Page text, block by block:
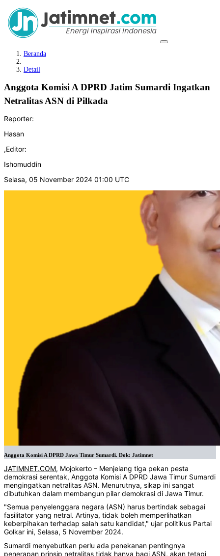
Beranda
Detail
Anggota Komisi A DPRD Jatim Sumardi Ingatkan
Netralitas ASN di Pilkada
Reporter:
Hasan
,Editor:
Ishomuddin
Selasa, 05 November 2024 01:00 UTC
Anggota Komisi A DPRD Jawa Timur Sumardi. Dok: Jatimnet
JATIMNET.COM, Mojokerto – Menjelang tiga pekan pesta
demokrasi serentak, Anggota Komisi A DPRD Jawa Timur Sumardi
mengingatkan netralitas ASN. Menurutnya, sikap ini sangat
dibutuhkan dalam membangun pilar demokrasi di Jawa Timur.
"Semua penyelenggara negara (ASN) harus bertindak sebagai
fasilitator yang netral. Artinya, tidak boleh memperlihatkan
keberpihakan terhadap salah satu kandidat," ujar politikus Partai
Golkar ini, Selasa, 5 November 2024.
Sumardi menyebutkan perlu ada penekanan pentingnya
penerapan prinsip netralitas tidak hanya bagi ASN, akan tetapi